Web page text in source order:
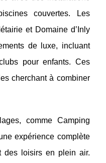
couvertes. Les
et Domaine d’Inly
de luxe, incluant
pour enfants. Ces
cherchant à combiner
comme Camping
expérience complète
des loisirs en plein air.